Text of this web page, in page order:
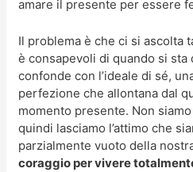
amare il presente per essere
Il problema è che ci si ascolta
è consapevoli di quando si sta
confonde con l’ideale di sé,
perfezione che allontana dal
momento presente. Non
quindi lasciamo l’attimo che
parzialmente vuoto della
coraggio per vivere